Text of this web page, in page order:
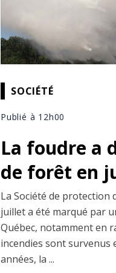
SOCIÉTÉ
Publié à 12h00
La foudre a
de forêt en
La Société de protection
juillet a été marqué par
Québec, notamment en
incendies sont survenus
années, la ...